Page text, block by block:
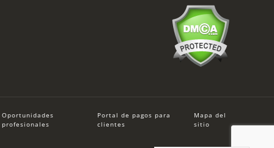
Oportunidades
profesionales
Portal de pagos para
clientes
Mapa del
sitio